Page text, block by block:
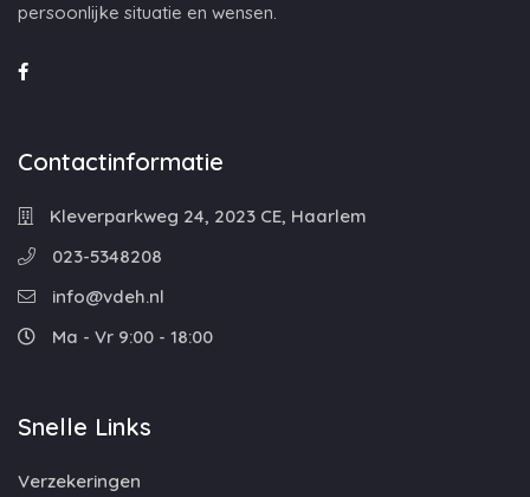
persoonlijke situatie en wensen.
Contactinformatie
Kleverparkweg 24, 2023 CE, Haarlem
023-5348208
info@vdeh.nl
Ma - Vr 9:00 - 18:00
Snelle Links
Verzekeringen